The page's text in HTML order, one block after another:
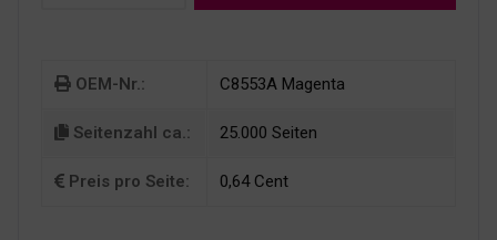
OEM-Nr.: C8553A Magenta
Seitenzahl ca.: 25.000 Seiten
Preis pro Seite: 0,64 Cent